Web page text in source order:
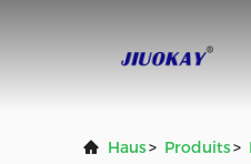
Haus> Produits>